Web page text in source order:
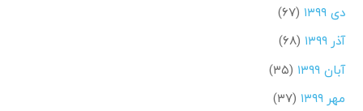
دی ۱۳۹۹
(۶۷)
آذر ۱۳۹۹
(۶۸)
آبان ۱۳۹۹
(۳۵)
مهر ۱۳۹۹
(۳۷)